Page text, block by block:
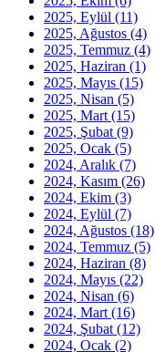
2025, Eylül (11)
2025, Ağustos (4)
2025, Temmuz (4)
2025, Haziran (1)
2025, Mayıs (15)
2025, Nisan (5)
2025, Mart (15)
2025, Şubat (9)
2025, Ocak (5)
2024, Aralık (7)
2024, Kasım (26)
2024, Ekim (3)
2024, Eylül (7)
2024, Ağustos (18)
2024, Temmuz (5)
2024, Haziran (8)
2024, Mayıs (22)
2024, Nisan (6)
2024, Mart (16)
2024, Şubat (12)
2024, Ocak (2)